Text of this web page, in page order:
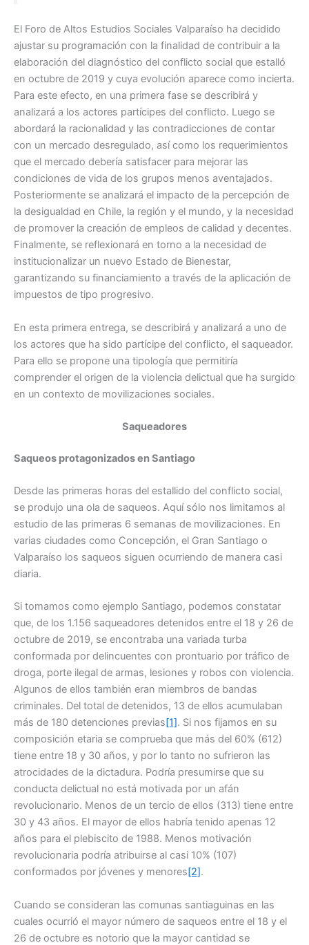
El Foro de Altos Estudios Sociales Valparaíso ha decidido
ajustar su programación con la finalidad de contribuir a la
elaboración del diagnóstico del conflicto social que estalló
en octubre de 2019 y cuya evolución aparece como incierta.
Para este efecto, en una primera fase se describirá y
analizará a los actores partícipes del conflicto. Luego se
abordará la racionalidad y las contradicciones de contar
con un mercado desregulado, así como los requerimientos
que el mercado debería satisfacer para mejorar las
condiciones de vida de los grupos menos aventajados.
Posteriormente se analizará el impacto de la percepción de
la desigualdad en Chile, la región y el mundo, y la necesidad
de promover la creación de empleos de calidad y decentes.
Finalmente, se reflexionará en torno a la necesidad de
institucionalizar un nuevo Estado de Bienestar,
garantizando su financiamiento a través de la aplicación de
impuestos de tipo progresivo.
En esta primera entrega, se describirá y analizará a uno de
los actores que ha sido partícipe del conflicto, el saqueador.
Para ello se propone una tipología que permitiría
comprender el origen de la violencia delictual que ha surgido
en un contexto de movilizaciones sociales.
Saqueadores
Saqueos protagonizados en Santiago
Desde las primeras horas del estallido del conflicto social,
se produjo una ola de saqueos. Aquí sólo nos limitamos al
estudio de las primeras 6 semanas de movilizaciones. En
varias ciudades como Concepción, el Gran Santiago o
Valparaíso los saqueos siguen ocurriendo de manera casi
diaria.
Si tomamos como ejemplo Santiago, podemos constatar
que, de los 1.156 saqueadores detenidos entre el 18 y 26 de
octubre de 2019, se encontraba una variada turba
conformada por delincuentes con prontuario por tráfico de
droga, porte ilegal de armas, lesiones y robos con violencia.
Algunos de ellos también eran miembros de bandas
criminales. Del total de detenidos, 13 de ellos acumulaban
más de 180 detenciones previas[1]. Si nos fijamos en su
composición etaria se comprueba que más del 60% (612)
tiene entre 18 y 30 años, y por lo tanto no sufrieron las
atrocidades de la dictadura. Podría presumirse que su
conducta delictual no está motivada por un afán
revolucionario. Menos de un tercio de ellos (313) tiene entre
30 y 43 años. El mayor de ellos habría tenido apenas 12
años para el plebiscito de 1988. Menos motivación
revolucionaria podría atribuirse al casi 10% (107)
conformados por jóvenes y menores[2].
Cuando se consideran las comunas santiaguinas en las
cuales ocurrió el mayor número de saqueos entre el 18 y el
26 de octubre es notorio que la mayor cantidad se